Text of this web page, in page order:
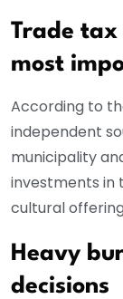
Trade
most
According to
independent
municipality
investments in
cultural
Heavy
decisions